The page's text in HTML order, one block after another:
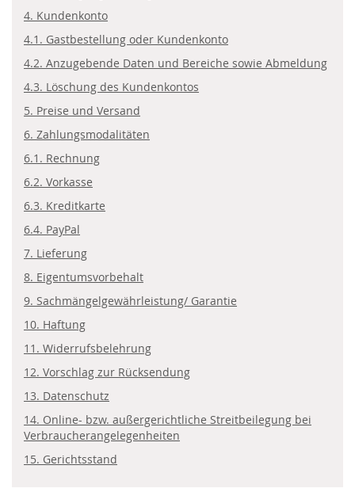
4. Kundenkonto
4.1. Gastbestellung oder Kundenkonto
4.2. Anzugebende Daten und Bereiche sowie Abmeldung
4.3. Löschung des Kundenkontos
5. Preise und Versand
6. Zahlungsmodalitäten
6.1. Rechnung
6.2. Vorkasse
6.3. Kreditkarte
6.4. PayPal
7. Lieferung
8. Eigentumsvorbehalt
9. Sachmängelgewährleistung/ Garantie
10. Haftung
11. Widerrufsbelehrung
12. Vorschlag zur Rücksendung
13. Datenschutz
14. Online- bzw. außergerichtliche Streitbeilegung bei
Verbraucherangelegenheiten
15. Gerichtsstand